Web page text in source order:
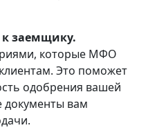
к заемщику.
которые МФО
Это поможет
одобрения вашей
документы вам